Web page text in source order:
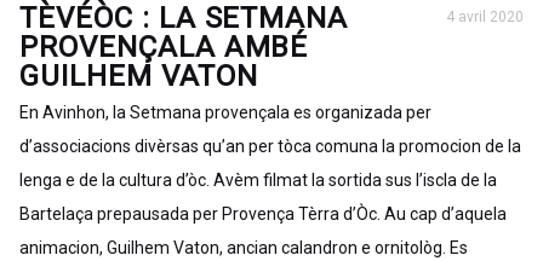
TÈVÉÒC : LA SETMANA
PROVENÇALA AMBÉ
GUILHEM VATON
4 avril 2020
En Avinhon, la Setmana provençala es organizada per
d’associacions divèrsas qu’an per tòca comuna la promocion de la
lenga e de la cultura d’òc. Avèm filmat la sortida sus l’iscla de la
Bartelaça prepausada per Provença Tèrra d’Òc. Au cap d’aquela
animacion, Guilhem Vaton, ancian calandron e ornitològ. Es